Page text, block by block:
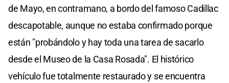
de Mayo, en contramano, a bordo del famoso Cadillac
descapotable, aunque no estaba confirmado porque
están "probándolo y hay toda una tarea de sacarlo
desde el Museo de la Casa Rosada". El histórico
vehículo fue totalmente restaurado y se encuentra